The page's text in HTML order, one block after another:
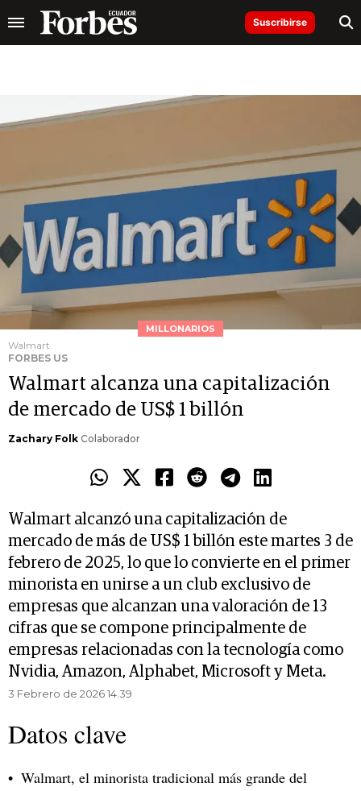
Suscribirse
MILLONARIOS
Walmart
FORBES US
Walmart alcanza una capitalización
de mercado de US$ 1 billón
Zachary Folk Colaborador
Walmart alcanzó una capitalización de
mercado de más de US$ 1 billón este martes 3 de
febrero de 2025, lo que lo convierte en el primer
minorista en unirse a un club exclusivo de
empresas que alcanzan una valoración de 13
cifras que se compone principalmente de
empresas relacionadas con la tecnología como
Nvidia, Amazon, Alphabet, Microsoft y Meta.
3 Febrero de 2026 14.39
Datos clave
Walmart, el minorista tradicional más grande del